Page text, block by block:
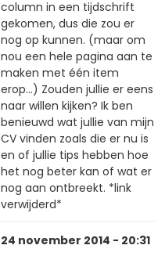
column in een tijdschrift
gekomen, dus die zou er
nog op kunnen. (maar om
nou een hele pagina aan te
maken met één item
erop...) Zouden jullie er eens
naar willen kijken? Ik ben
benieuwd wat jullie van mijn
CV vinden zoals die er nu is
en of jullie tips hebben hoe
het nog beter kan of wat er
nog aan ontbreekt. *link
verwijderd*
24 november 2014 - 20:31